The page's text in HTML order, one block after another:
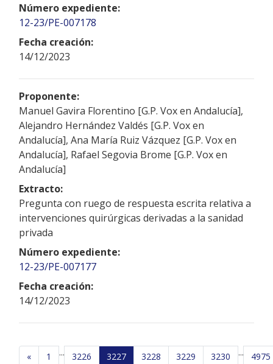
Número expediente:
12-23/PE-007178
Fecha creación:
14/12/2023
Proponente:
Manuel Gavira Florentino [G.P. Vox en Andalucía],
Alejandro Hernández Valdés [G.P. Vox en
Andalucía], Ana María Ruiz Vázquez [G.P. Vox en
Andalucía], Rafael Segovia Brome [G.P. Vox en
Andalucía]
Extracto:
Pregunta con ruego de respuesta escrita relativa a
intervenciones quirúrgicas derivadas a la sanidad
privada
Número expediente:
12-23/PE-007177
Fecha creación:
14/12/2023
« 1 ... 3226 3227 3228 3229 3230 ... 4975